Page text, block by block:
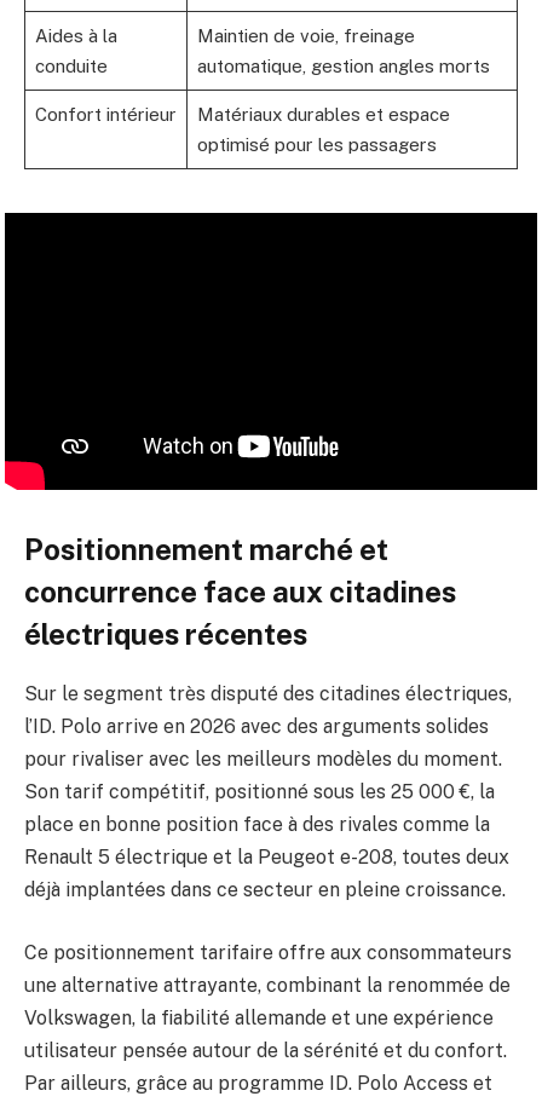
Aides à la
conduite
Maintien de voie, freinage
automatique, gestion angles morts
Confort intérieur
Matériaux durables et espace
optimisé pour les passagers
Positionnement marché et
concurrence face aux citadines
électriques récentes
Sur le segment très disputé des citadines électriques,
l’ID. Polo arrive en 2026 avec des arguments solides
pour rivaliser avec les meilleurs modèles du moment.
Son tarif compétitif, positionné sous les 25 000 €, la
place en bonne position face à des rivales comme la
Renault 5 électrique et la Peugeot e-208, toutes deux
déjà implantées dans ce secteur en pleine croissance.
Ce positionnement tarifaire offre aux consommateurs
une alternative attrayante, combinant la renommée de
Volkswagen, la fiabilité allemande et une expérience
utilisateur pensée autour de la sérénité et du confort.
Par ailleurs, grâce au programme ID. Polo Access et